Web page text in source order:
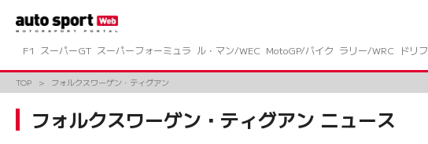
ツ
ス
F1 スーパーGT スーパーフォーミュラ ル・マン/WEC MotoGP/バイク ラリー/WRC ドリ
TOP フォルクスワーゲン・ティグアン
フォルクスワーゲン・ティグアン ニュース